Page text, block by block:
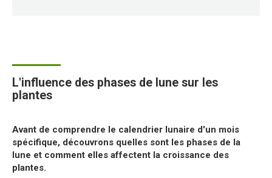
L'influence des phases de lune sur les
plantes
Avant de comprendre le calendrier lunaire d'un mois
spécifique, découvrons quelles sont les phases de la
lune et comment elles affectent la croissance des
plantes.